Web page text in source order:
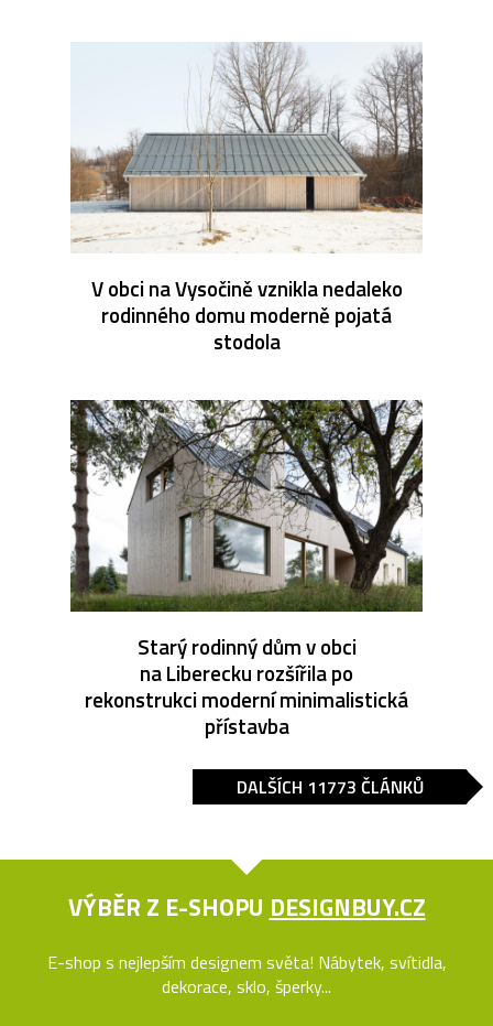
V obci na Vysočině vznikla nedaleko
rodinného domu moderně pojatá
stodola
Starý rodinný dům v obci
na Liberecku rozšířila po
rekonstrukci moderní minimalistická
přístavba
DALŠÍCH 11773 ČLÁNKŮ
VÝBĚR Z E-SHOPU DESIGNBUY.CZ
E-shop s nejlepším designem světa! Nábytek, svítidla,
dekorace, sklo, šperky...